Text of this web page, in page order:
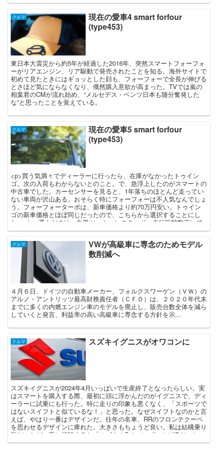
クルマ
現在の愛車4 smart forfour
(type453)
東日本大震災から約5年が経過した2016年、突然スマートフォーフォ
ーがリアエンジン、リア駆動で発売されたことを知る。海外サイトで
初めて見たときにはギョッとした顔も、フォーフォーで全長が伸びる
とさほど気にならなくなり、俄然購入意欲が高まった。TVでは嵐の
相葉君のCMが流れ始め、“メルセデス・ベンツ日本も随分奮発した
な”と思ったことを覚えている。
クルマ
現在の愛車5 smart forfour
(type453)
<p>買う気満々でディーラーに行ったら、在庫がなかったトゥイン
ゴ。次の入荷もわからないとのこと。で、急浮上したのがスマートの
中古車でした。カーセンサーを見ると、1年落ちのほとんど走ってい
ない車両が沢山ある。おそらく特にフォーフォーは不人気なんでしょ
う。フォーフォーターボは、新車価格より約70万円安い。トゥイン
ゴの新車価格とほぼ同じだったので、こちらから選択することにし
た。</p> 選んだのは、白黒ツートーンのターボ。走行距離数百㎞で
した。新車価格が高いこともあり、特にインテリアの高級感は、トゥ
が家のクルマになり、日々接してみると、本当にスマートの素晴らし
さに驚きの連続でした。
クルマ
VWが高級車に専念のためモデル
数削減へ
４月６日、ドイツの自動車メーカー、フォルクスワーゲン（ＶＷ）の
アルノ・アントリッツ最高財務責任者（ＣＦＯ）は、２０２０年代末
までに多くの内燃エンジン車のモデルを廃止し、販売台数全体を減ら
していくと発言、利益率の高い高級車に専念する方針を示...
クルマ スズキイグニスがオワコンに
スズキイグニスが2024年4月いっぱいで生産終了となったらしい。実
はスマートを購入する際、最初に頭に浮かんだのがイグニスで、ディ
ーラーに試乗にも行った。特に走りの印象も悪くなく、「スポーツで
はないスイフトと似ているな！」と思った。なぜスイフトなのかと言
えば、やはり一番はデザインだ。往年の名車、RRのフロンテクーペ
を思わせるデザインに痺れた。大きさもちょうど良い。私は結構乗り
気だったが、妻に相談すると「スズキのSのエンブレムが嫌だ」と一
言。またスマートの走りが想像を遙かに超える出来だったので、イグ